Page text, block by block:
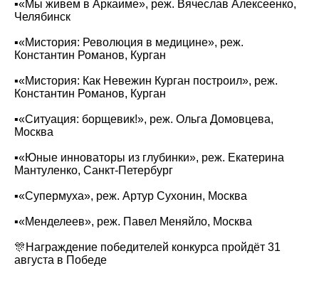
▪️«‎Мы живем в Аркаиме», реж. Вячеслав Алексеенко,
‌‎Челябинск
▪️«‎Мистория: Революция в медицине», реж.
Константин Романов, Курган
▪️«‎Мистория: Как Невежин Курган построил», реж.
Константин Романов, ‌‎Курган
▪️«‎Ситуация: борщевик!», реж. Ольга Домовцева,
Москва
▪️«‎Юные инноваторы из глубинки», реж. Екатерина
Мантуленко, Санкт-Петербург
▪️«‎Супермуха», реж. Артур Сухонин, Москва
▪️«‎Менделеев», реж. Павел Меняйло, Москва‌‌‌‎
🎊Награждение победителей конкурса пройдёт 31
августа в Победе